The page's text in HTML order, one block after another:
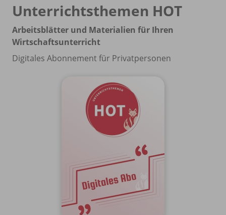
Unterrichtsthemen HOT
Arbeitsblätter und Materialien für Ihren
Wirtschaftsunterricht
Digitales Abonnement für Privatpersonen